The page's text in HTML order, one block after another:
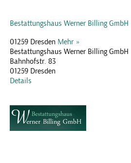
Bestattungshaus Werner Billing GmbH
01259 Dresden Mehr »
Bestattungshaus Werner Billing GmbH
Bahnhofstr. 83
01259 Dresden
Details